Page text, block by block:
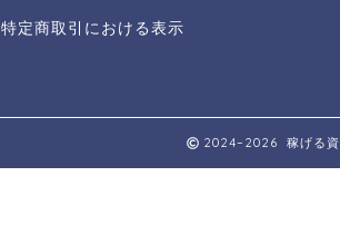
特定商取引における表示
2024–2026 稼げる